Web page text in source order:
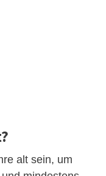
alt sein, um